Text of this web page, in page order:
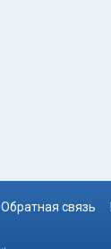
Обратная связь